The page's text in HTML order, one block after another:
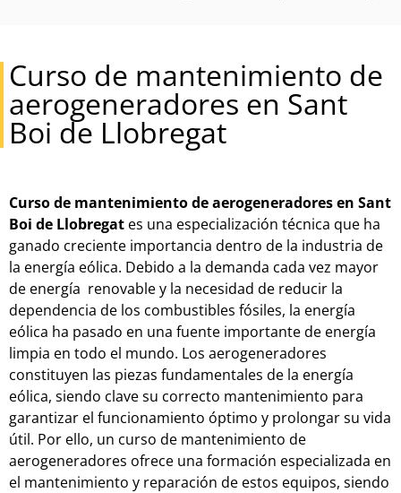
Curso de mantenimiento de
aerogeneradores en Sant
Boi de Llobregat
Curso de mantenimiento de aerogeneradores en Sant
Boi de Llobregat es una especialización técnica que ha
ganado creciente importancia dentro de la industria de
la energía eólica. Debido a la demanda cada vez mayor
de energía renovable y la necesidad de reducir la
dependencia de los combustibles fósiles, la energía
eólica ha pasado en una fuente importante de energía
limpia en todo el mundo. Los aerogeneradores
constituyen las piezas fundamentales de la energía
eólica, siendo clave su correcto mantenimiento para
garantizar el funcionamiento óptimo y prolongar su vida
útil. Por ello, un curso de mantenimiento de
aerogeneradores ofrece una formación especializada en
el mantenimiento y reparación de estos equipos, siendo